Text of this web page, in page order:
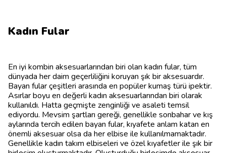
Kadın Fular
En iyi kombin aksesuarlarından biri olan kadın fular, tüm
dünyada her daim geçerliliğini koruyan şık bir aksesuardır.
Bayan fular çeşitleri arasında en popüler kumaş türü ipektir.
Asırlar boyu en değerli kadın aksesuarlarından biri olarak
kullanıldı. Hatta geçmişte zenginliği ve asaleti temsil
ediyordu. Mevsim şartları gereği, genellikle sonbahar ve kış
aylarında tercih edilen bayan fular, kıyafete anlam katan en
önemli aksesuar olsa da her elbise ile kullanılmamaktadır.
Genellikle kadın takım elbiseleri ve özel kıyafetler ile şık bir